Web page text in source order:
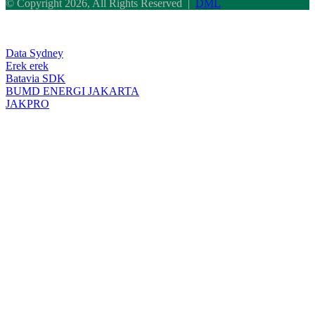
© Copyright 2026, All Rights Reserved | DML
top
button
Data Sydney
Erek erek
Batavia SDK
BUMD ENERGI JAKARTA
JAKPRO